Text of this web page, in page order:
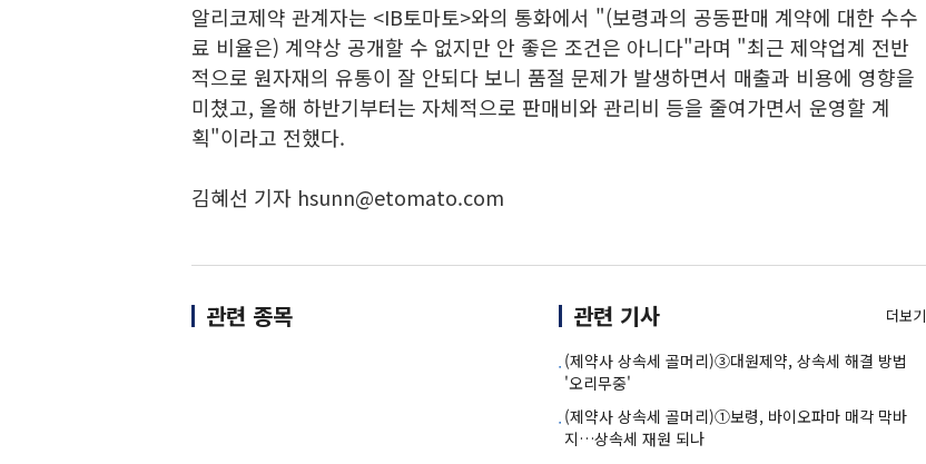
알리코제약 관계자는 <IB토마토>와의 통화에서 "(보령과의 공동판매 계약에 대한 수수
료 비율은) 계약상 공개할 수 없지만 안 좋은 조건은 아니다"라며 "최근 제약업계 전반
적으로 원자재의 유통이 잘 안되다 보니 품절 문제가 발생하면서 매출과 비용에 영향을
미쳤고, 올해 하반기부터는 자체적으로 판매비와 관리비 등을 줄여가면서 운영할 계
획"이라고 전했다.
김혜선 기자 hsunn@etomato.com
관련 종목 관련 기사 더보기
(제약사 상속세 골머리)③대원제약, 상속세 해결 방법
'오리무중'
(제약사 상속세 골머리)①보령, 바이오파마 매각 막바
지…상속세 재원 되나